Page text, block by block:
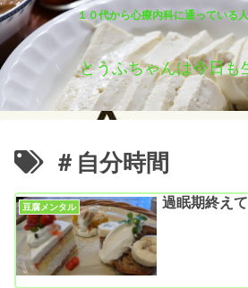
１０代から心療内科に通っている
とうふちゃんは今日も
＃自分時間
豆腐メンタル 過眠期終えて